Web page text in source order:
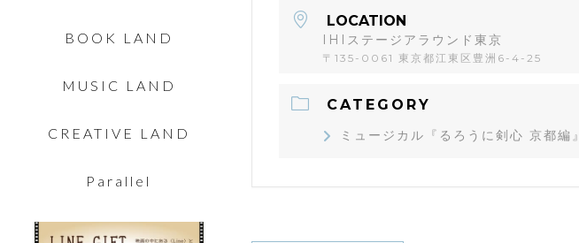
BOOK LAND
MUSIC LAND
CREATIVE LAND
Parallel
LOCATION
IHIステージアラウンド東京
〒135-0061 東京都江東区豊洲6-4-25
CATEGORY
ミュージカル『るろうに剣心 京都編』